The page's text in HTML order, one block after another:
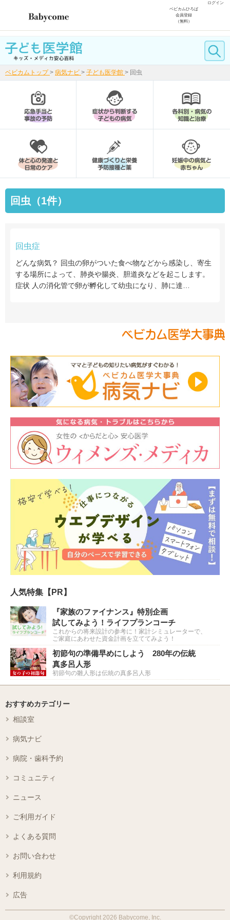
ログイン
ベビカムひろば
会員登録
（無料）
ベビカムトップ > 病気ナビ > 子ども医学館 > 回虫
回虫（1件）
回虫症
どんな病気？ 回虫の卵がついた食べ物などから感染し、寄生
する場所によって、肺炎や腸炎、胆道炎などを起こします。
症状 人の消化管で卵が孵化して幼虫になり、肺に達…
人気特集【PR】
『家族のファイナンス』特別企画
試してみよう！ライフプランコーチ
これからの将来設計の参考に！家計シミュレーターで、
ご家庭にあわせた資金計画を立ててみよう！
初節句の準備早めにしよう 280年の伝統
真多呂人形
初節句の雛人形は伝統の真多呂人形
おすすめカテゴリー
相談室
病気ナビ
病院・歯科予約
コミュニティ
ニュース
ご利用ガイド
よくある質問
お問い合わせ
利用規約
広告
©Copyright 2026 Babycome, Inc.